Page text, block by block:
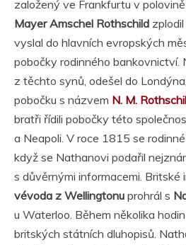
založený ve Frankfurtu v
Mayer Amschel Rothschild
vyslal do hlavních evropských
pobočky rodinného bankovnictví.
z těchto synů, odešel do
pobočku s názvem N. M.
bratři řídili pobočky této
a Neapoli. V roce 1815 se
když se Nathanovi podařil
s důvěrnými informacemi. Britské
vévoda z Wellingtonu prohrál s
u Waterloo. Během několika
britských státních dluhopisů.